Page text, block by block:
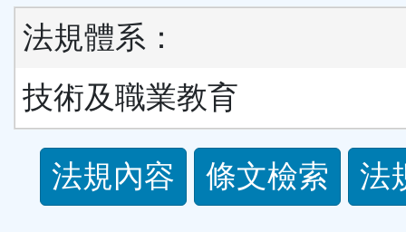
法規體系：
技術及職業教育
規
法規內容 條文檢索 法